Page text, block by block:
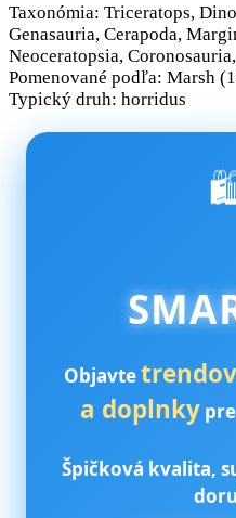
Taxonómia: Triceratops,
Genasauria, Cerapoda,
Neoceratopsia,
Pomenované podľa: Marsh
Typický druh: horridus
Objavte
a doplnkypre
Špičková kvalita,